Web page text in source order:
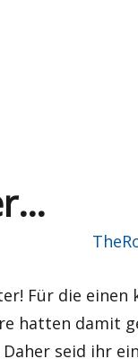
Autor
Für die einen
hatten damit
seid ihr